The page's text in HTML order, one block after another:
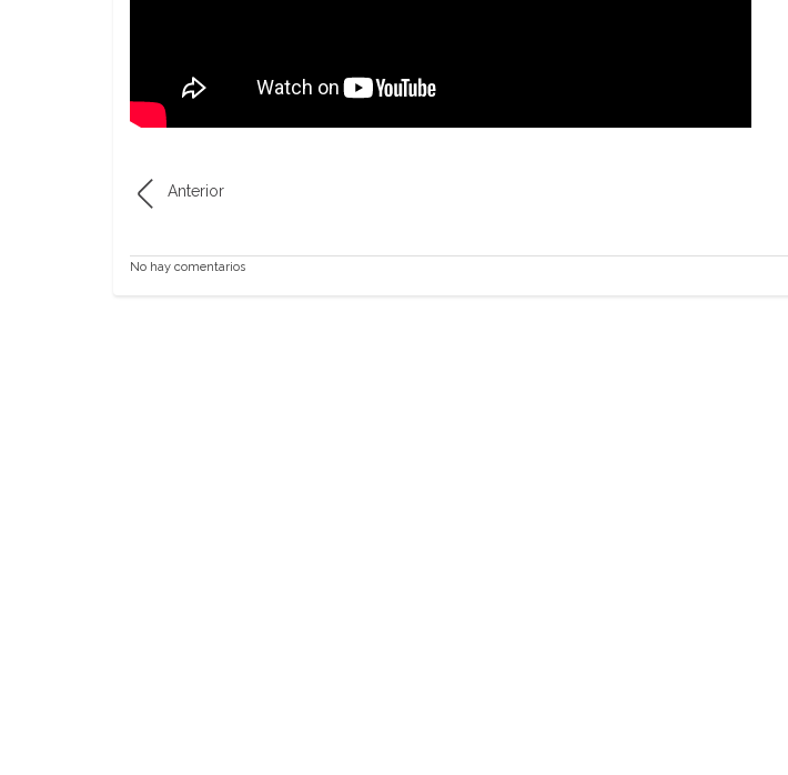
Anterior
No hay comentarios